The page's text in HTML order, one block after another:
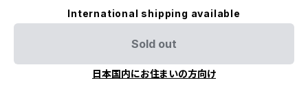
International shipping available
Sold out
日本国内にお住まいの方向け